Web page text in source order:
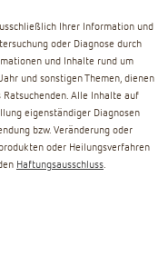
Ihrer Information und
oder Diagnose durch
und Inhalte rund um
und sonstigen Themen, dienen
Alle Inhalte auf
eigenständiger Diagnosen
bzw. Veränderung oder
oder Heilungsverfahren
Haftungsausschluss.